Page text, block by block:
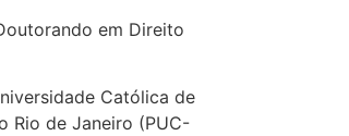
em Direito
Católica de
Rio de Janeiro (PUC-